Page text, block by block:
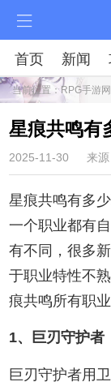
首页 新闻
当前位置：RPG手游网
星痕共鸣有
2025-11-30 来
星痕共鸣有多
一个职业都有
有不同，很多
于职业特性不
痕共鸣所有职业
1、巨刃守护者
巨刃守护者用